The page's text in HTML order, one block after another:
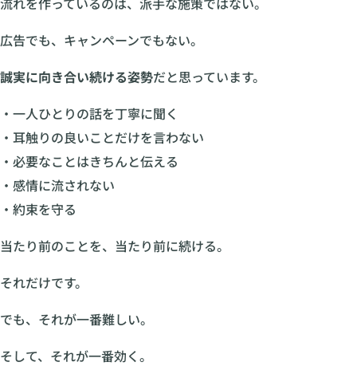
広告でも、キャンペーンでもない。
誠実に向き合い続ける姿勢だと思っています。
・一人ひとりの話を丁寧に聞く
・耳触りの良いことだけを言わない
・必要なことはきちんと伝える
・感情に流されない
・約束を守る
当たり前のことを、当たり前に続ける。
それだけです。
でも、それが一番難しい。
そして、それが一番効く。